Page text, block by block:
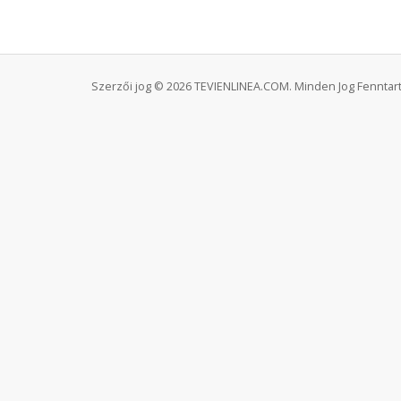
Szerzői jog © 2026 TEVIENLINEA.COM. Minden Jog